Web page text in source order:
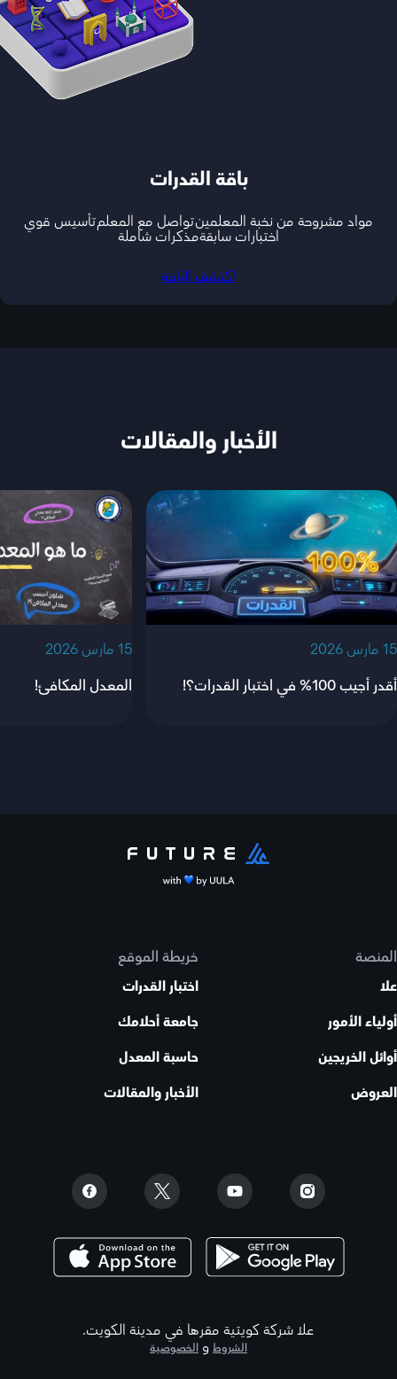
باقة القدرات
مواد مشروحة من نخبة المعلمينتواصل مع المعلمتأسيس قوي
اختبارات سابقةمذكرات شاملة
اكتشف الباقة
الأخبار والمقالات
‫15 مارس 2026‬
أقدر أجيب 100% في اختبار القدرات؟!
‫15 مارس 2026‬
المعدل المكافئ!
المنصة
علا
أولياء الأمور
أوائل الخريجين
العروض
خريطة الموقع
اختبار القدرات
جامعة أحلامك
حاسبة المعدل
الأخبار والمقالات
علا شركة كويتية مقرها في مدينة الكويت.
الشروطو الخصوصية